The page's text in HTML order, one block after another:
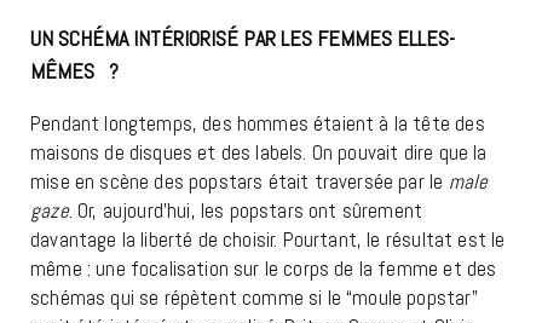
UN SCHÉMA INTÉRIORISÉ PAR LES FEMMES ELLES-
MÊMES ?
Pendant longtemps, des hommes étaient à la tête des
maisons de disques et des labels. On pouvait dire que la
mise en scène des popstars était traversée par le male
gaze. Or, aujourd’hui, les popstars ont sûrement
davantage la liberté de choisir. Pourtant, le résultat est le
même : une focalisation sur le corps de la femme et des
schémas qui se répètent comme si le “moule popstar”